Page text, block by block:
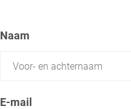
Naam
E-mail